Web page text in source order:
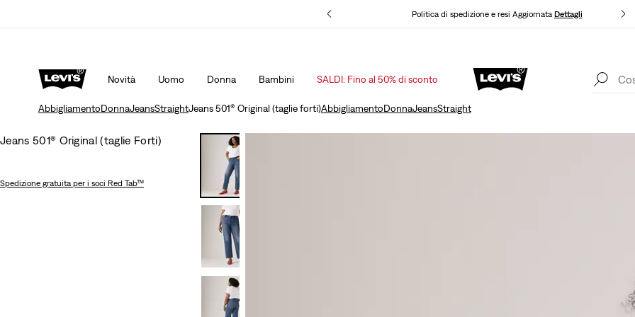
Politica di spedizione e resi Aggiornata Dettagli
Novità Uomo Donna Bambini SALDI: Fino al 50% di sconto
Saldi: fino al 50% + 10% di sconto extra*
AbbigliamentoDonnaJeansStraightJeans 501® Original (taglie forti)AbbigliamentoDonnaJeansStraight
Jeans 501® Original (taglie Forti)
Spedizione gratuita per i soci Red Tab™